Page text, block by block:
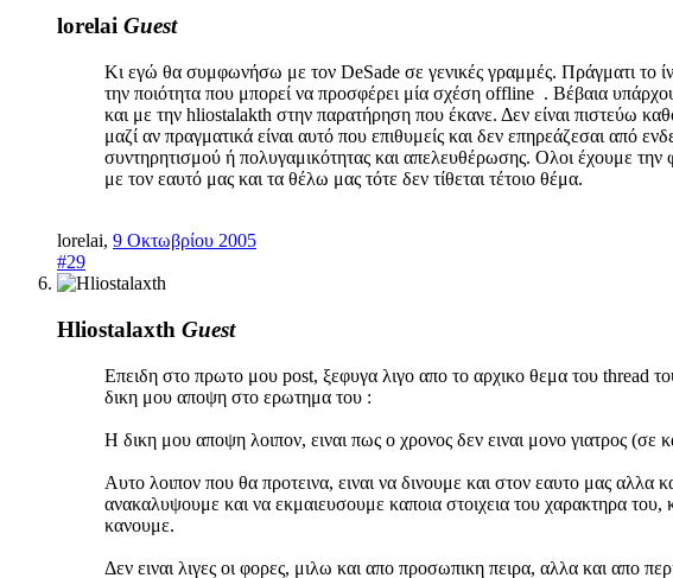
lorelai Guest
Κι εγώ θα συμφωνήσω με τον DeSade σε γενικές γραμμές. Πράγματι το
την ποιότητα που μπορεί να προσφέρει μία σχέση offline . Βέβαια
και με την hliostalakth στην παρατήρηση που έκανε. Δεν είναι πιστεύω
μαζί αν πραγματικά είναι αυτό που επιθυμείς και δεν επηρεάζεσαι από
συντηρητισμού ή πολυγαμικότητας και απελευθέρωσης. Ολοι έχουμε την
με τον εαυτό μας και τα θέλω μας τότε δεν τίθεται τέτοιο θέμα.
lorelai, 9 Οκτωβρίου 2005
#29
Hliostalaxth Guest
Επειδη στο πρωτο μου post, ξεφυγα λιγο απο το αρχικο θεμα του thread
δικη μου αποψη στο ερωτημα του :
Η δικη μου αποψη λοιπον, ειναι πως ο χρονος δεν ειναι μονο γιατρος (σε
Αυτο λοιπον που θα προτεινα, ειναι να δινουμε και στον εαυτο μας αλλα
ανακαλυψουμε και να εκμαιευσουμε καποια στοιχεια του χαρακτηρα
κανουμε.
Δεν ειναι λιγες οι φορες, μιλω και απο προσωπικη πειρα, αλλα και απο